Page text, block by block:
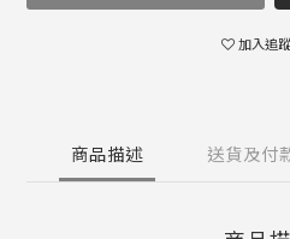
加入追
商品描述 送貨及付